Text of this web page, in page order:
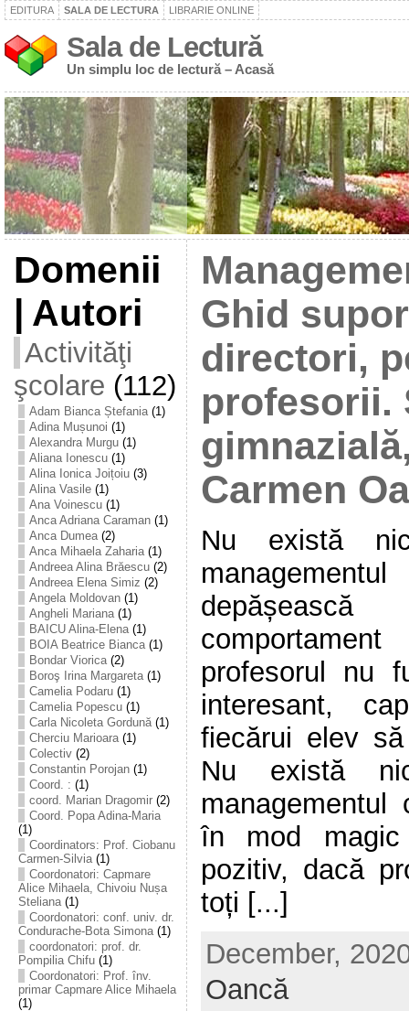
EDITURA SALA DE LECTURA LIBRARIE ONLINE
Sala de Lectură
Un simplu loc de lectură – Acasă
Domenii
| Autori
Activităţi
şcolare (112)
Adam Bianca Ștefania(1)
Adina Mușunoi (1)
Alexandra Murgu(1)
Aliana Ionescu(1)
Alina Ionica Joițoiu(3)
Alina Vasile(1)
Ana Voinescu(1)
Anca Adriana Caraman(1)
Anca Dumea(2)
Anca Mihaela Zaharia(1)
Andreea Alina Brăescu(2)
Andreea Elena Simiz (2)
Angela Moldovan(1)
Angheli Mariana(1)
BAICU Alina-Elena(1)
BOIA Beatrice Bianca(1)
Bondar Viorica(2)
Boroş Irina Margareta(1)
Camelia Podaru(1)
Camelia Popescu(1)
Carla Nicoleta Gordună(1)
Cherciu Marioara(1)
Colectiv(2)
Constantin Porojan(1)
Coord. : (1)
coord. Marian Dragomir(2)
Coord. Popa Adina-Maria
(1)
Coordinators: Prof. Ciobanu
Carmen-Silvia(1)
Coordonatori: Capmare
Alice Mihaela, Chivoiu Nușa
Steliana(1)
Coordonatori: conf. univ. dr.
Condurache-Bota Simona(1)
coordonatori: prof. dr.
Pompilia Chifu(1)
Coordonatori: Prof. înv.
primar Capmare Alice Mihaela
(1)
Ghid
directori,
profesorii.
Carmen
Nu există
profesorul nu
interesant,
fiecărui elev
Nu există
în mod
pozitiv, dacă
toți [...]
December,
Oancă